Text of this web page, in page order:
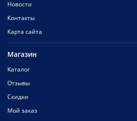
Новости
Контакты
Карта сайта
Магазин
Каталог
Отзывы
Скидки
Мой заказ